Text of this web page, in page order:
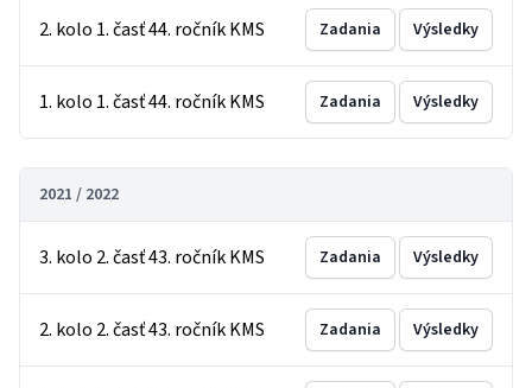
2. kolo 1. časť 44. ročník KMS Zadania Výsledky
1. kolo 1. časť 44. ročník KMS Zadania Výsledky
2021 / 2022
3. kolo 2. časť 43. ročník KMS Zadania Výsledky
2. kolo 2. časť 43. ročník KMS Zadania Výsledky